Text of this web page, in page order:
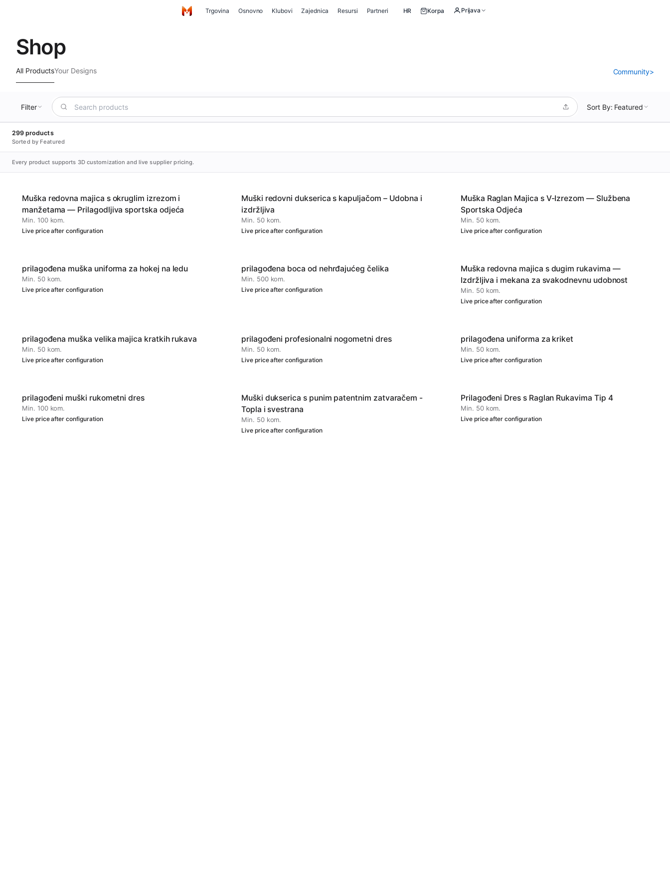
Početna
Trgovina Osnovno Klubovi Zajednica Resursi Partneri HR Korpa Prijava
Shop
All ProductsYour Designs Community>
Filter Sort By: Featured
299 products
Sorted by Featured
Every product supports 3D customization and live supplier pricing.
Muška redovna majica s okruglim izrezom i
manžetama — Prilagodljiva sportska odjeća
Min. 100 kom.
Live price after configuration
Muški redovni dukserica s kapuljačom – Udobna i
izdržljiva
Min. 50 kom.
Live price after configuration
Muška Raglan Majica s V-Izrezom — Službena
Sportska Odjeća
Min. 50 kom.
Live price after configuration
prilagođena muška uniforma za hokej na ledu
Min. 50 kom.
Live price after configuration
prilagođena boca od nehrđajućeg čelika
Min. 500 kom.
Live price after configuration
Muška redovna majica s dugim rukavima —
Izdržljiva i mekana za svakodnevnu udobnost
Min. 50 kom.
Live price after configuration
prilagođena muška velika majica kratkih rukava
Min. 50 kom.
Live price after configuration
prilagođeni profesionalni nogometni dres
Min. 50 kom.
Live price after configuration
prilagođena uniforma za kriket
Min. 50 kom.
Live price after configuration
prilagođeni muški rukometni dres
Min. 100 kom.
Live price after configuration
Muški dukserica s punim patentnim zatvaračem -
Topla i svestrana
Min. 50 kom.
Live price after configuration
Prilagođeni Dres s Raglan Rukavima Tip 4
Min. 50 kom.
Live price after configuration